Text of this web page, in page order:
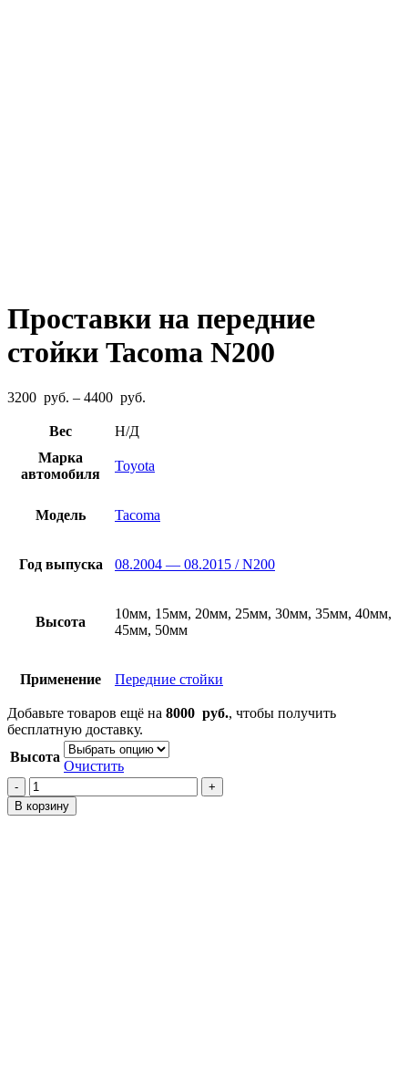
Проставки на передние
стойки Tacoma N200
3200 руб. – 4400 руб.
–
Вес
Н/Д
Марка
автомобиля
Toyota
Модель Tacoma
Год выпуска 08.2004 — 08.2015 / N200
Высота
10мм, 15мм, 20мм, 25мм, 30мм, 35мм, 40мм,
45мм, 50мм
Применение Передние стойки
Добавьте товаров ещё на 8000 руб., чтобы получить
бесплатную доставку.
Высота
Очистить
Количество
товара
Проставки
В корзину